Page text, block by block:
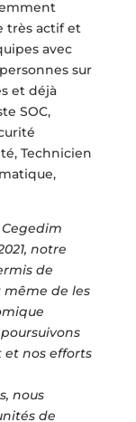
très actif et
avec
sur
et déjà
SOC,
Technicien
notre
de
même de les
nos efforts
nous
de